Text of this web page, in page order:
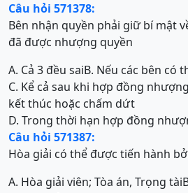
Câu hỏi 571378:
Bên nhận quyền phải giữ bí mật
đã được nhượng quyền
A. Cả 3 đều saiB. Nếu các bên có
C. Kể cả sau khi hợp đồng
kết thúc hoặc chấm dứt
D. Trong thời hạn hợp đồng
Câu hỏi 571387:
Hòa giải có thể được tiến hành
A. Hòa giải viên; Tòa án, Trọng tài